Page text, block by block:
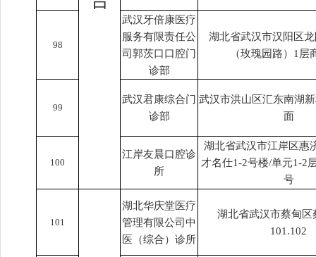
98
武汉牙倍康医疗
服务有限责任公
司郭茨口口腔门
诊部
湖北省武汉市汉阳区
（玫瑰园路）1层
99
武汉君康综合门
诊部
武汉市洪山区汇东南湖
面
100
江岸友晨口腔诊
所
湖北省武汉市江岸区惠
才名仕1-2号楼/单元1-2
号
101
湖北华庆堂医疗
管理有限公司中
医（综合）诊所
湖北省武汉市蔡甸区
101.102